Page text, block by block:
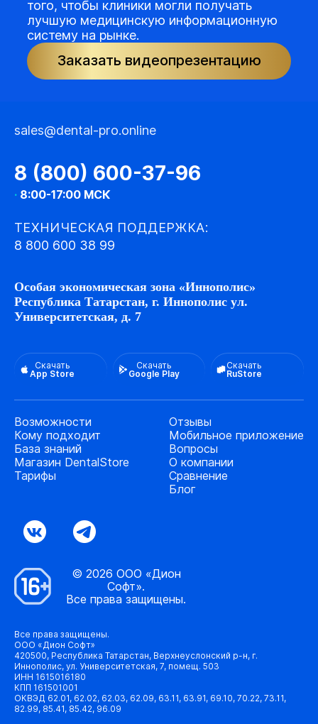
того, чтобы клиники могли получать
лучшую медицинскую информационную
систему на рынке.
Заказать видеопрезентацию
sales@dental-pro.online
8 (800) 600-37-96
· 8:00-17:00 МСК
ТЕХНИЧЕСКАЯ ПОДДЕРЖКА:
8 800 600 38 99
Особая экономическая зона «Иннополис»
Республика Татарстан, г. Иннополис ул.
Университетская, д. 7
Скачать
App Store
Скачать
Google Play
Скачать
RuStore
Возможности
Кому подходит
База знаний
Магазин DentalStore
Тарифы
Отзывы
Мобильное приложение
Вопросы
О компании
Сравнение
Блог
© 2026 ООО «Дион
Софт».
Все права защищены.
Все права защищены.
ООО «Дион Софт»
420500, Республика Татарстан, Верхнеуслонский р-н, г.
Иннополис, ул. Университетская, 7, помещ. 503
ИНН 1615016180
КПП 161501001
ОКВЭД 62.01, 62.02, 62.03, 62.09, 63.11, 63.91, 69.10, 70.22, 73.11,
82.99, 85.41, 85.42, 96.09